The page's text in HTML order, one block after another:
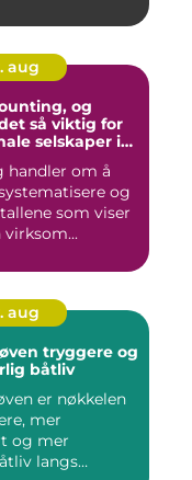
aug
og
så viktig for
selskaper i
handler om å
og
som viser
virksom...
aug
og
båtliv
er nøkkelen
mer
og mer
langs